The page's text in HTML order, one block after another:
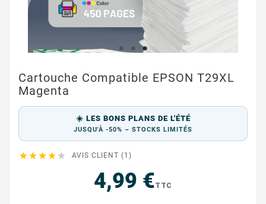
Cartouche Compatible EPSON T29XL
Magenta
☀️ LES BONS PLANS DE L'ÉTÉ
JUSQU'À -50% – STOCKS LIMITÉS
     AVIS CLIENT (1)
4,99 €TTC